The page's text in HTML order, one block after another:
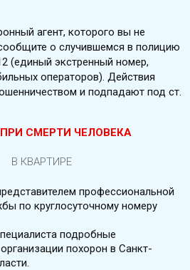
агент, которого вы не
о случившемся в полицию
(единый экстренный номер,
операторов). Действия
и подпадают под ст.
СМЕРТИ ЧЕЛОВЕКА
В КВАРТИРЕ
профессиональной
по круглосуточному номеру
подробные
похорон в Санкт-